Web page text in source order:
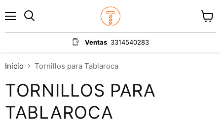
Ventas 3314540283
carrito
Inicio Tornillos para Tablaroca
TORNILLOS PARA
TABLAROCA